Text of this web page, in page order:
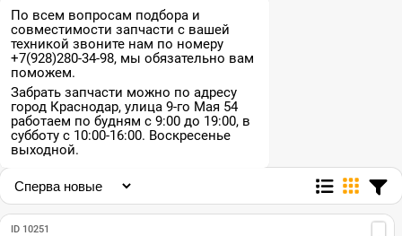
По всем вопросам подбора и
совместимости запчасти с вашей
техникой звоните нам по номеру
+7(928)280-34-98, мы обязательно вам
поможем.
Забрать запчасти можно по адресу
город Краснодар, улица 9-го Мая 54
работаем по будням с 9:00 до 19:00, в
субботу с 10:00-16:00. Воскресенье
выходной.
ID 10251